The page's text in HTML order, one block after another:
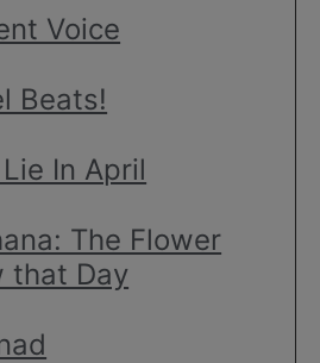
Voice
Beats!
In April
The Flower
that Day